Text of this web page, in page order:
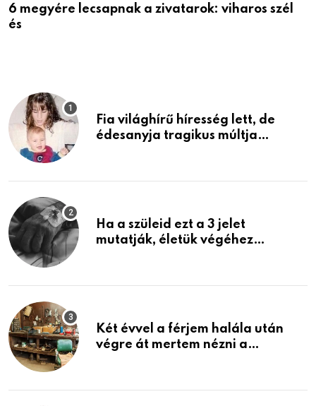
6 megyére lecsapnak a zivatarok: viharos szél
és
Fia világhírű híresség lett, de
édesanyja tragikus múltja
Ha a szüleid ezt a 3 jelet
mutatják, életük végéhez
Két évvel a férjem halála után
végre át mertem nézni a
életemet